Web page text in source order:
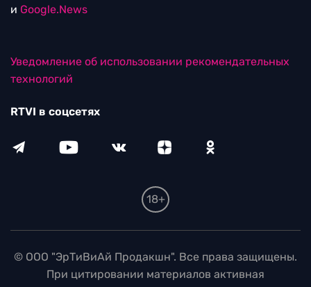
и Google.News
Уведомление об использовании рекомендательных
технологий
RTVI в соцсетях
18+
© ООО "ЭрТиВиАй Продакшн". Все права защищены.
При цитировании материалов активная